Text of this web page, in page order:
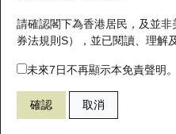
請確認閣下為香港居民，及並
券法規則S），並已閱讀、理解
未來7日不再顯示本免責聲明。
確認 取消
表現 街貨統計 比較
49660 摩利牛證
新發行瑞銀認股證
即將到期認股證
認股證到期結算價查詢
比較
牛熊證搜尋
牛熊證街貨分佈圖
正股牛熊證列表
比較
十大認股證成交分佈
十天股證佔大市成交
資金流
二十大活躍股份
恒指成份股
國指成份股
顯示所有持股比重
輪證專欄
講座及教育短片
認股證投資者教育